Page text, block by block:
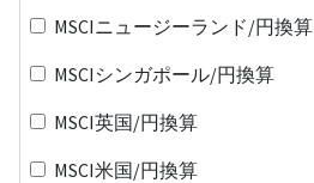
MSCIニュージーランド/円換算
MSCIシンガポール/円換算
MSCI英国/円換算
MSCI米国/円換算